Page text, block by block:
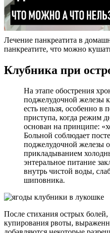
Лечение панкреатита в
панкреатите, что можно
Клубника при
На этапе обострения
поджелудочной железы
есть нельзя, особенно в
приступа, когда режим
основан на принципе:
Больной соблюдает
поджелудочной железы
прикладыванием
энтеральное питание
внутрь чистой воды,
шиповника.
После стихания острых
купирования рвоты,